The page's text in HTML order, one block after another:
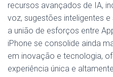
recursos avançados de IA,
voz, sugestões inteligentes
a união de esforços entre
iPhone se consolide ainda
em inovação e tecnologia,
experiência única e